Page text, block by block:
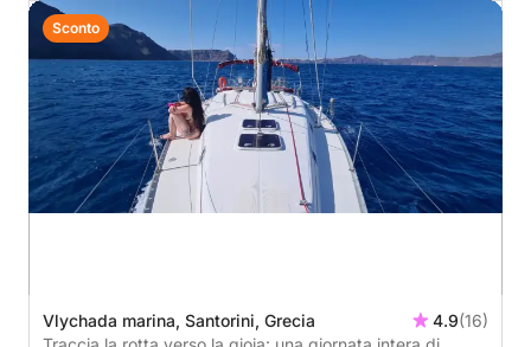
Vlychada marina, Santorini, Grecia 4.9(16)
Sconto